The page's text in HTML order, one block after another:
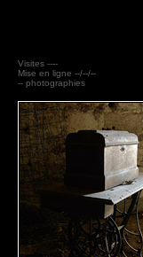
Visites ----
Mise en ligne --/--/--
-- photographies